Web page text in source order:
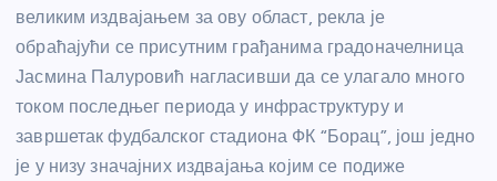
великим издвајањем за ову област, рекла је
обраћајући се присутним грађанима градоначелница
Јасмина Палуровић нагласивши да се улагало много
током последњег периода у инфраструктуру и
завршетак фудбалског стадиона ФК “Борац”, још једно
је у низу значајних издвајања којим се подиже